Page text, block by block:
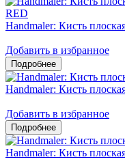
Handmaler: Кисть
Добавить в избранное
Handmaler: Кисть
Добавить в избранное
Handmaler: Кисть